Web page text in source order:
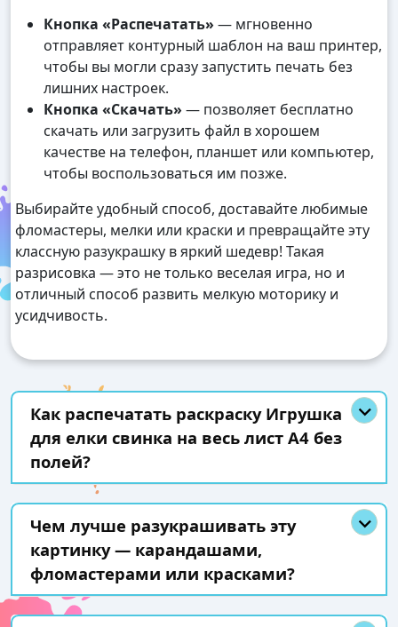
Кнопка «Распечатать» — мгновенно
отправляет контурный шаблон на ваш принтер,
чтобы вы могли сразу запустить печать без
лишних настроек.
Кнопка «Скачать» — позволяет бесплатно
скачать или загрузить файл в хорошем
качестве на телефон, планшет или компьютер,
чтобы воспользоваться им позже.
Выбирайте удобный способ, доставайте любимые
фломастеры, мелки или краски и превращайте эту
классную разукрашку в яркий шедевр! Такая
разрисовка — это не только веселая игра, но и
отличный способ развить мелкую моторику и
усидчивость.
Как распечатать раскраску Игрушка
для елки свинка на весь лист А4 без
полей?
Чем лучше разукрашивать эту
картинку — карандашами,
фломастерами или красками?